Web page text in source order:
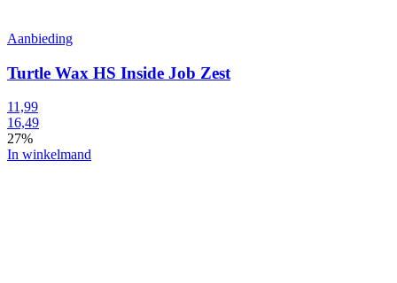
Aanbieding
Turtle Wax HS Inside Job Zest
11,99
16,49
27%
In winkelmand